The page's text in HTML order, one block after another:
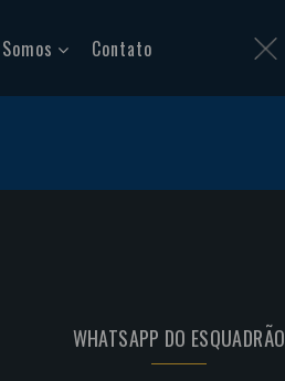
Contato
WHATSAPP DO ESQUADRÃO